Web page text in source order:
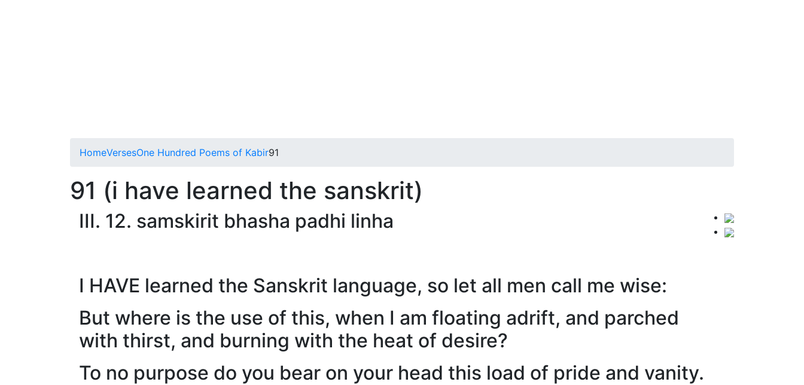
HomeVersesOne Hundred Poems of Kabir91
91 (i have learned the sanskrit)
III. 12. samskirit bhasha padhi linha
I HAVE learned the Sanskrit language, so let all men call me wise:
But where is the use of this, when I am floating adrift, and parched
with thirst, and burning with the heat of desire?
To no purpose do you bear on your head this load of pride and vanity.